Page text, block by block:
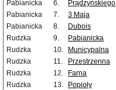
Pabianicka
6. Prądzyńskiego
Pabianicka
7. 3 Maja
Pabianicka
8. Dubois
Rudzka
9. Pabianicka
Rudzka
10. Municypalna
Rudzka
11. Przestrzenna
Rudzka
12. Farna
Rudzka
13. Popioły